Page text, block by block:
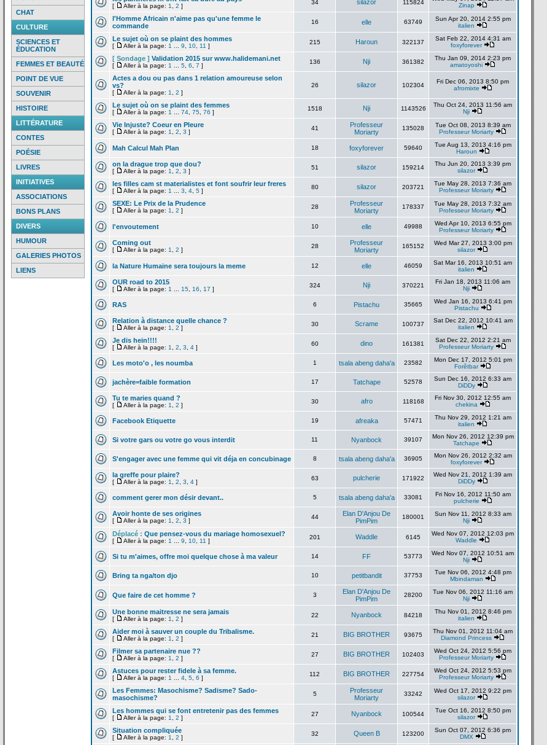
CHAT
CULTURE
SCIENCES ET
ÉDUCATION
FEMMES ET BEAUTÉ
POINT DE VUE
SOUVENIR
HISTOIRE
LITTÉRATURE
CONTES
POÉSIE
LIVRES
INITIATIVES
ASSOCIATIONS
BONS PLANS
DIVERS
HUMOUR
GALERIES PHOTOS
LIENS
[ Aller à la page: 1 2 ]
34 silazor 115824
Zinap
l'Homme Africain n'aime pas qu'une femme le
commande
16 elle 63749
Sun Apr 20, 2014 2:55 pm
italien
Le sujet où on se plaint des hommes
[ Aller à la page: 1 9 10 11 ]
215 Haroun 322137
Sat Feb 22, 2014 4:31 am
foxyforever
[ Sondage ] Validation 2015 sur www.halidemani.net
[ Aller à la page: 1 5 6 7 ]
136 Nji 361382
Thu Jan 09, 2014 2:23 pm
amatoyoshi
Actes a dou ou pas dans 1 relation amoureuse selon
vs?
[ Aller à la page: 1 2 ]
26 silazor 102304
Fri Dec 06, 2013 8:50 pm
afromixte
Le sujet où on se plaint des femmes
[ Aller à la page: 1 74 75 76 ]
1518 Nji 1143526
Thu Oct 24, 2013 11:56 am
Nji
Vie Injuste? Coeur en Pleure
[ Aller à la page: 1 2 3 ]
41
Professeur
Moriarty
135028
Tue Oct 08, 2013 8:39 am
Professeur Moriarty
Mah Calcul Mah Plan 18 foxyforever 59640
Tue Aug 13, 2013 4:16 pm
Haroun
on la drague trop que dou?
[ Aller à la page: 1 2 3 ]
51 silazor 159214
Thu Jun 20, 2013 3:39 pm
silazor
les filles cam st materialistes et font soufrir leur freres
[ Aller à la page: 1 3 4 5 ]
80 silazor 203721
Tue May 28, 2013 7:36 am
Professeur Moriarty
SEXE: Le Prix de la Prudence
[ Aller à la page: 1 2 ]
28
Professeur
Moriarty
178337
Tue May 28, 2013 7:32 am
Professeur Moriarty
l'envoutement 10 elle 49988
Wed Apr 10, 2013 6:55 pm
Professeur Moriarty
Coming out
[ Aller à la page: 1 2 ]
28
Professeur
Moriarty
165152
Wed Mar 27, 2013 3:00 pm
silazor
la Nature Humaine sera toujours la meme 12 elle 46059
Sat Mar 16, 2013 10:51 am
italien
OUR road to 2015
[ Aller à la page: 1 15 16 17 ]
324 Nji 370221
Fri Jan 18, 2013 11:06 am
Nji
RAS 6 Pistachu 35665
Wed Jan 16, 2013 6:41 pm
Pistachu
Relation à distance quelle chance ?
[ Aller à la page: 1 2 ]
30 Scrame 100737
Sat Dec 22, 2012 10:41 am
italien
Je dis hein!!!!
[ Aller à la page: 1 2 3 4 ]
60 dino 161381
Sat Dec 22, 2012 2:21 am
Professeur Moriarty
Les moto'o , les noumba 1 tsala abeng daha'a 23582
Mon Dec 17, 2012 5:01 pm
Forêtbar
jachère=faible formation 17 Tatchape 52578
Sun Dec 16, 2012 6:33 am
DiDDy
Tu te maries quand ?
[ Aller à la page: 1 2 ]
30 afro 118168
Fri Nov 30, 2012 12:55 am
chekina
Facebook Etiquette 19 afreaka 57471
Thu Nov 29, 2012 1:21 am
italien
Si votre gars ou votre go vous interdit 11 Nyanbock 39107
Mon Nov 26, 2012 12:39 pm
Tatchape
S'engager avec une femme qui vit déja en concubinage 8 tsala abeng daha'a 36905
Mon Nov 26, 2012 2:32 am
foxyforever
la greffe pour plaire?
[ Aller à la page: 1 2 3 4 ]
63 pulcherie 171922
Wed Nov 21, 2012 1:39 am
DiDDy
comment gerer mon désir devant.. 5 tsala abeng daha'a 33081
Fri Nov 16, 2012 11:50 am
pulcherie
Avoir honte de ses origines
[ Aller à la page: 1 2 3 ]
44
Elan D'Anjou De
PimPim
180001
Sun Nov 11, 2012 8:33 am
Nji
Déplacé : Que pensez-vous du mariage homosexuel?
[ Aller à la page: 1 9 10 11 ]
201 Waddle 6145
Wed Nov 07, 2012 12:03 pm
Waddle
Si tu m'aimes, offre moi quelque chose à ma valeur 14 FF 53773
Wed Nov 07, 2012 10:51 am
Nji
Bring ta nga/ton djo 10 petitbandit 37753
Tue Nov 06, 2012 4:48 pm
Mbindaman
Que faire de cet homme ? 3
Elan D'Anjou De
PimPim
28200
Tue Nov 06, 2012 11:16 am
Nji
Une bonne maitresse ne sera jamais
[ Aller à la page: 1 2 ]
22 Nyanbock 84218
Thu Nov 01, 2012 8:46 pm
italien
Aider moi à sauver un couple du Tribalisme.
[ Aller à la page: 1 2 ]
21 BIG BROTHER 93675
Thu Nov 01, 2012 11:04 am
Diamond Princess
Filmer sa partenaire nue ??
[ Aller à la page: 1 2 ]
27 BIG BROTHER 102403
Wed Oct 24, 2012 5:56 pm
Professeur Moriarty
Astuces pour rester fidele à sa femme.
[ Aller à la page: 1 4 5 6 ]
112 BIG BROTHER 227754
Wed Oct 24, 2012 5:53 pm
Professeur Moriarty
Les Femmes: Masochisme? Sadisme? Sado-
masochisme?
5
Professeur
Moriarty
33242
Wed Oct 17, 2012 9:22 pm
silazor
Les hommes qui se font entretenir pas des femmes
[ Aller à la page: 1 2 ]
27 Nyanbock 100544
Tue Oct 16, 2012 8:50 pm
silazor
Situation compliquée
[ Aller à la page: 1 2 ]
32 Queen B 123200
Sun Oct 07, 2012 6:36 pm
DMX